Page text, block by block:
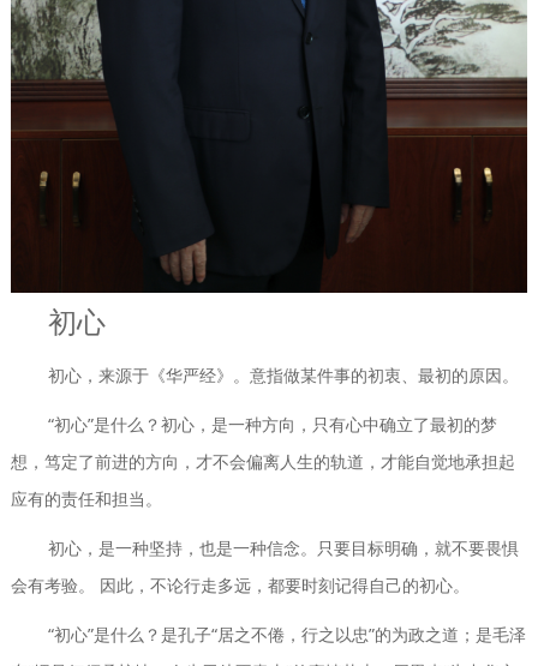
初心
初心，来源于《华严经》。意指做某件事的初衷、最初的原因。
“初心”是什么？初心，是一种方向，只有心中确立了最初的梦
想，笃定了前进的方向，才不会偏离人生的轨道，才能自觉地承担起
应有的责任和担当。
初心，是一种坚持，也是一种信念。只要目标明确，就不要畏惧
会有考验。 因此，不论行走多远，都要时刻记得自己的初心。
“初心”是什么？是孔子“居之不倦，行之以忠”的为政之道；是毛泽